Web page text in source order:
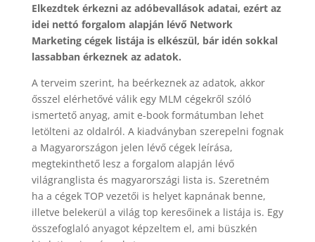
Elkezdtek érkezni az adóbevallások adatai, ezért az
idei nettó forgalom alapján lévő Network
Marketing cégek listája is elkészül, bár idén sokkal
lassabban érkeznek az adatok.
A terveim szerint, ha beérkeznek az adatok, akkor
ősszel elérhetővé válik egy MLM cégekről szóló
ismertető anyag, amit e-book formátumban lehet
letölteni az oldalról. A kiadványban szerepelni fognak
a Magyarországon jelen lévő cégek leírása,
megtekinthető lesz a forgalom alapján lévő
világranglista és magyarországi lista is. Szeretném
ha a cégek TOP vezetői is helyet kapnának benne,
illetve belekerül a világ top keresőinek a listája is. Egy
összefoglaló anyagot képzeltem el, ami büszkén